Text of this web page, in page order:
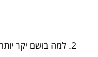
למה בושם יקר